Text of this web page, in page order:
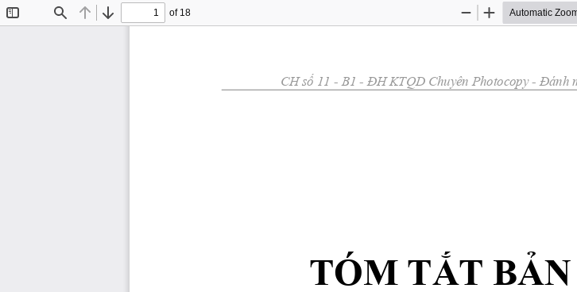
Find Previous
Next
of 18
Zoom
Zoom
CH số 11 - B1 - ĐH KTQD Chuyên Photocopy - Đánh
TÓM TẮT BẢN